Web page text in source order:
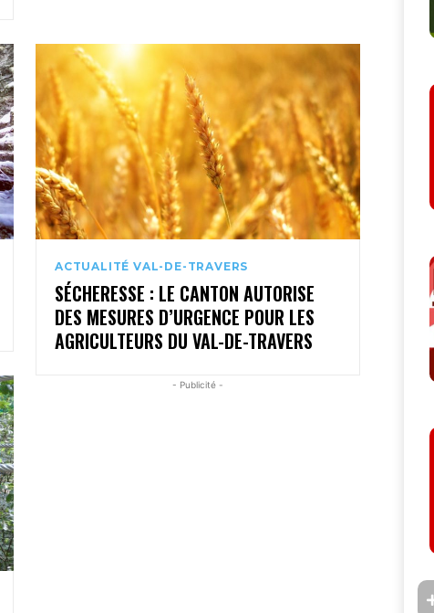
ACTUALITÉ VAL-DE-TRAVERS
SÉCHERESSE : LE CANTON AUTORISE
DES MESURES D’URGENCE POUR LES
AGRICULTEURS DU VAL-DE-TRAVERS
- Publicité -